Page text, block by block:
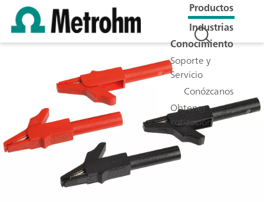
Productos
Industrias
Conocimiento
Soporte y
Servicio
Conózcanos
Obtener
cotización